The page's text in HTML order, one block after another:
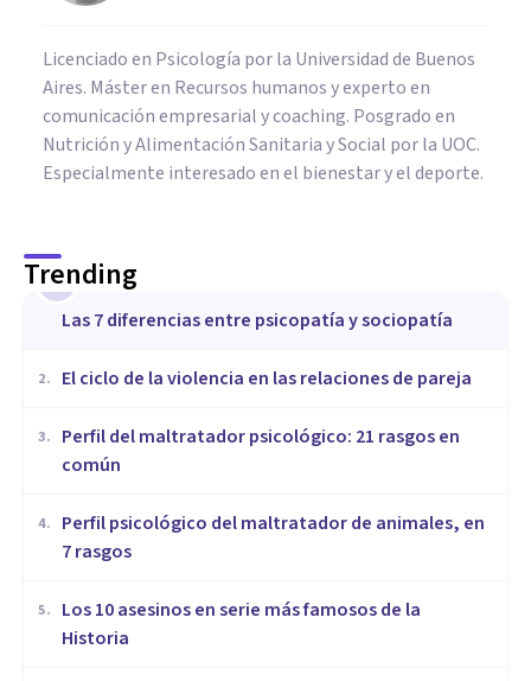
Licenciado en Psicología por la Universidad de Buenos
Aires. Máster en Recursos humanos y experto en
comunicación empresarial y coaching. Posgrado en
Nutrición y Alimentación Sanitaria y Social por la UOC.
Especialmente interesado en el bienestar y el deporte.
Trending
1
Las 7 diferencias entre psicopatía y sociopatía
2. ​El ciclo de la violencia en las relaciones de pareja
3.
​Perfil del maltratador psicológico: 21 rasgos en
común
4.
​Perfil psicológico del maltratador de animales, en
7 rasgos
5.
Los 10 asesinos en serie más famosos de la
Historia